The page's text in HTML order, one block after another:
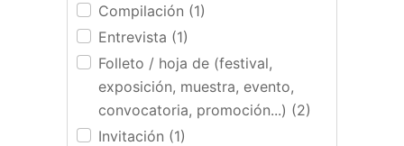
Compilación (1)
Entrevista (1)
Folleto / hoja de (festival,
exposición, muestra, evento,
convocatoria, promoción...) (2)
Invitación (1)